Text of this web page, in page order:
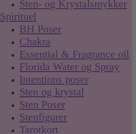
Sten- og Krystalsmykker
Spirituel
BH Poser
Chakra
Essential & Fragrance oil
Florida Water og Spray
Intentions poser
Sten og krystal
Sten Poser
Stenfigurer
Tarotkort